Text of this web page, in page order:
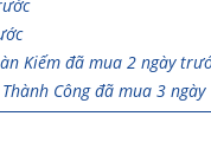
Kiếm đã mua 2 ngày trước
Thành Công đã mua 3 ngày